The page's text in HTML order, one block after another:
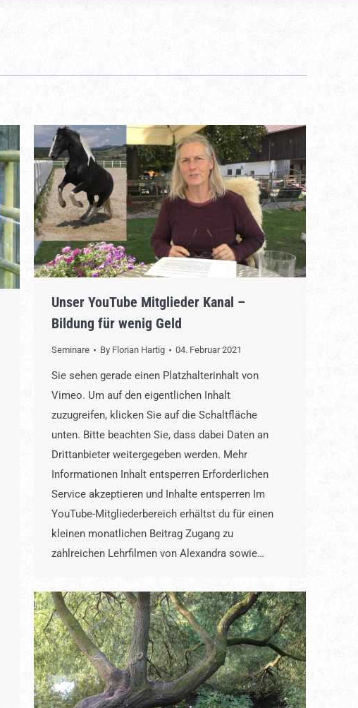
Unser YouTube Mitglieder Kanal –
Bildung für wenig Geld
Seminare By Florian Hartig 04. Februar 2021
Sie sehen gerade einen Platzhalterinhalt von
Vimeo. Um auf den eigentlichen Inhalt
zuzugreifen, klicken Sie auf die Schaltfläche
unten. Bitte beachten Sie, dass dabei Daten an
Drittanbieter weitergegeben werden. Mehr
Informationen Inhalt entsperren Erforderlichen
Service akzeptieren und Inhalte entsperren Im
YouTube-Mitgliederbereich erhältst du für einen
kleinen monatlichen Beitrag Zugang zu
zahlreichen Lehrfilmen von Alexandra sowie…